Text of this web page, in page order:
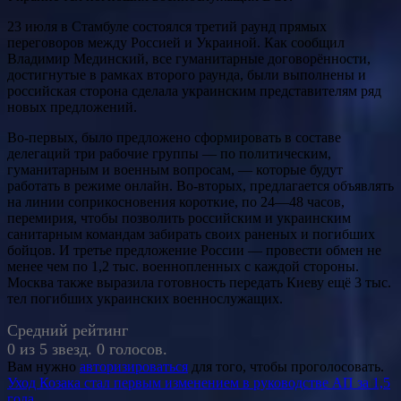
23 июля в Стамбуле состоялся третий раунд прямых
переговоров между Россией и Украиной. Как сообщил
Владимир Мединский, все гуманитарные договорённости,
достигнутые в рамках второго раунда, были выполнены и
российская сторона сделала украинским представителям ряд
новых предложений.
Во-первых, было предложено сформировать в составе
делегаций три рабочие группы — по политическим,
гуманитарным и военным вопросам, — которые будут
работать в режиме онлайн. Во-вторых, предлагается объявлять
на линии соприкосновения короткие, по 24—48 часов,
перемирия, чтобы позволить российским и украинским
санитарным командам забирать своих раненых и погибших
бойцов. И третье предложение России — провести обмен не
менее чем по 1,2 тыс. военнопленных с каждой стороны.
Москва также выразила готовность передать Киеву ещё 3 тыс.
тел погибших украинских военнослужащих.
Средний рейтинг
0 из 5 звезд. 0 голосов.
Вам нужно авторизироваться для того, чтобы проголосовать.
Навигация
Уход Козака стал первым изменением в руководстве АП за 1,5